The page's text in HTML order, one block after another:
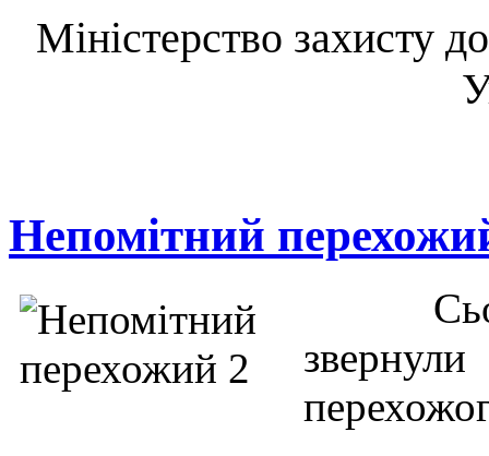
Міністерство захисту
Непомітний